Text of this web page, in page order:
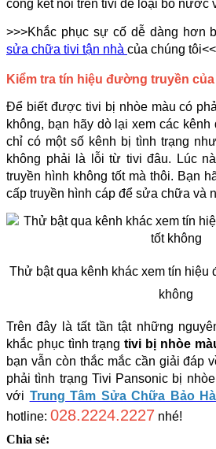
cổng kết nối trên tivi để loại bỏ nước
>>>Khắc phục sự cố dễ dàng hơn
sửa chữa tivi tận nhà của chúng
Kiểm tra tín hiệu đường truyền
Để biết được tivi bị nhòe màu có
không, bạn hãy dò lại xem các kênh
chỉ có một số kênh bị tình trạng
không phải là lỗi từ tivi đâu. Lúc
truyền hình không tốt mà thôi. Bạn
cấp truyền hình cáp để sửa chữa và
Thử bật qua kênh khác xem tín hiệu
không
Trên đây là tất tần tật những
khắc phục tình trạng tivi bị nhòe
bạn vẫn còn thắc mắc cần giải đáp
phải tình trạng Tivi Pansonic bị
với Trung Tâm Sửa Chữa Bảo
hotline: 028.2224.2227 nhé!
Chia sẻ: